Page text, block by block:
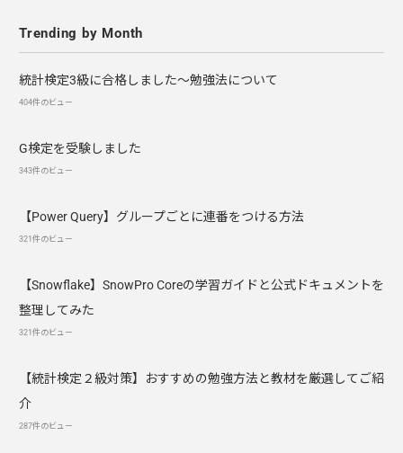
Trending by Month
統計検定3級に合格しました～勉強法について
404件のビュー
G検定を受験しました
343件のビュー
【Power Query】グループごとに連番をつける方法
321件のビュー
【Snowflake】SnowPro Coreの学習ガイドと公式ドキュメントを
整理してみた
321件のビュー
【統計検定２級対策】おすすめの勉強方法と教材を厳選してご紹
介
287件のビュー